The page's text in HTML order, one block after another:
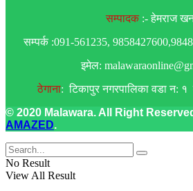
सम्पादक:- हेमराज
सम्पर्क :091-561235,
इमेल:
ठेगाना: टिकापुर नगरपालिका वडा न:
© 2020 Malawara. All Right
AMAZED.
No Result
View All Result